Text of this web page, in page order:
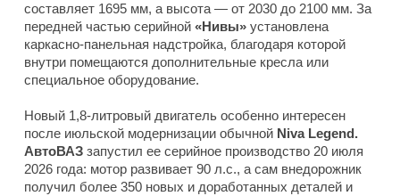
составляет 1695 мм, а высота — от 2030 до 2100 мм. За
передней частью серийной «Нивы» установлена
каркасно-панельная надстройка, благодаря которой
внутри помещаются дополнительные кресла или
специальное оборудование.
Новый 1,8-литровый двигатель особенно интересен
после июльской модернизации обычной Niva Legend.
АвтоВАЗ запустил ее серийное производство 20 июля
2026 года: мотор развивает 90 л.с., а сам внедорожник
получил более 350 новых и доработанных деталей и